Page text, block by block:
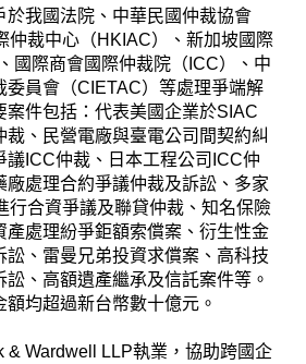
於我國法院、中華民國仲裁協會
仲裁中心（HKIAC）、新加坡國際
國際商會國際仲裁院（ICC）、中
委員會（CIETAC）等處理爭端解
案件包括：代表美國企業於SIAC
、民營電廠與臺電公司間契約糾
議ICC仲裁、日本工程公司ICC仲
廠處理合約爭議仲裁及訴訟、多家
行合資爭議及聯貸仲裁、知名保險
產處理紛爭鉅額索償案、衍生性金
訟、雷曼兄弟投資求償案、高科技
、高額遺產繼承及信託案件等。
均超過新台幣數十億元。
& Wardwell LLP執業，協助跨國企